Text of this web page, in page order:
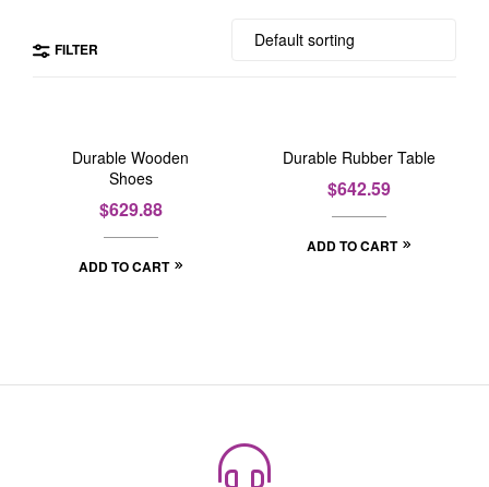
FILTER
Durable Wooden
Shoes
$629.88
ADD TO CART
Durable Rubber Table
$642.59
ADD TO CART